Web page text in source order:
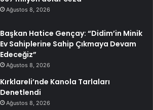
Ağustos 8, 2026
Başkan Hatice Gençay: “Didim’in Minik
Ev Sahiplerine Sahip Çıkmaya Devam
Edeceğiz”
Ağustos 8, 2026
Kırklareli’nde Kanola Tarlaları
Denetlendi
Ağustos 8, 2026